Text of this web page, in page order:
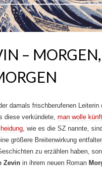
–
damals frischberufenen
diese verkündete, man wolle
, wie es die SZ nannte,
größere Breitenwirkung
zu erzählen haben,
Zevin in ihrem neuen Roman